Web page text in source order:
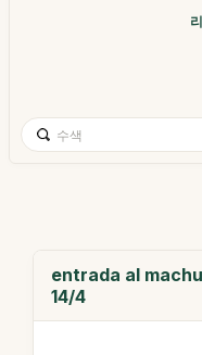
entrada al
14/4